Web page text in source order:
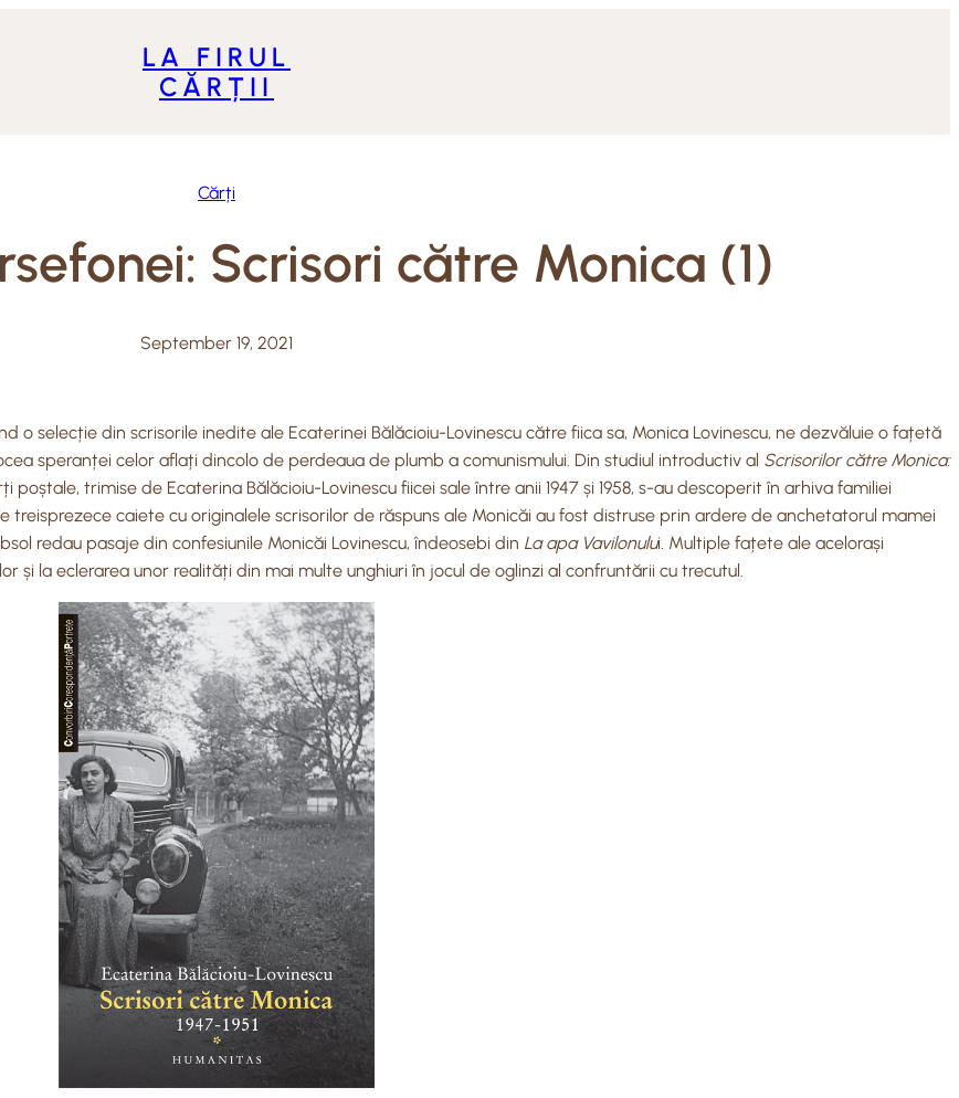
LA FIRUL
CĂRȚII
Cărți
Scrisori către Monica (1)
September 19, 2021
selecție din scrisorile inedite ale Ecaterinei Bălăcioiu-Lovinescu către fiica sa, Monica Lovinescu, ne dezvăluie o fațetă
speranței celor aflați dincolo de perdeaua de plumb a comunismului. Din studiul introductiv al Scrisorilor către Monica:
trimise de Ecaterina Bălăcioiu-Lovinescu fiicei sale între anii 1947 și 1958, s-au descoperit în arhiva familiei
treisprezece caiete cu originalele scrisorilor de răspuns ale Monicăi au fost distruse prin ardere de anchetatorul mamei
redau pasaje din confesiunile Monicăi Lovinescu, îndeosebi din La apa Vavilonului. Multiple fațete ale acelorași
și la eclerarea unor realități din mai multe unghiuri în jocul de oglinzi al confruntării cu trecutul.